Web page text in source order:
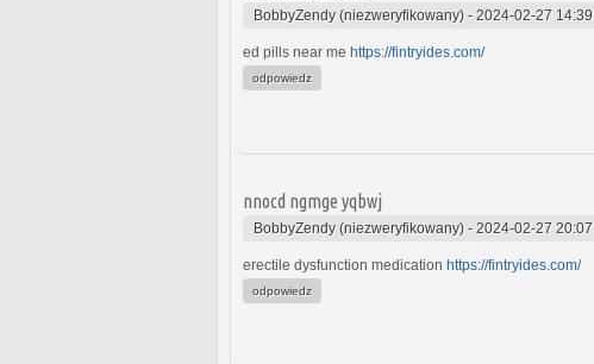
BobbyZendy (niezweryfikowany) - 2024-02-27 14:39
ed pills near me https://fintryides.com/
odpowiedz
nnocd ngmge yqbwj
BobbyZendy (niezweryfikowany) - 2024-02-27 20:07
erectile dysfunction medication https://fintryides.com/
odpowiedz